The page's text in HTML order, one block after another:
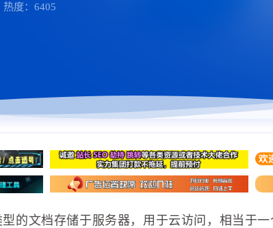
热度：6405
的文档存储于服务器，用于云访问，相当于